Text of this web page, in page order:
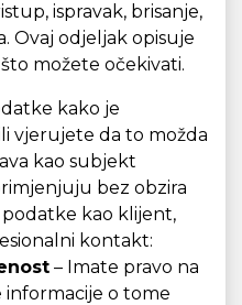
ispravak, brisanje,
Ovaj odjeljak opisuje
možete očekivati.
kako je
vjerujete da to možda
kao subjekt
bez obzira
kao klijent,
kontakt:
– Imate pravo na
informacije o tome